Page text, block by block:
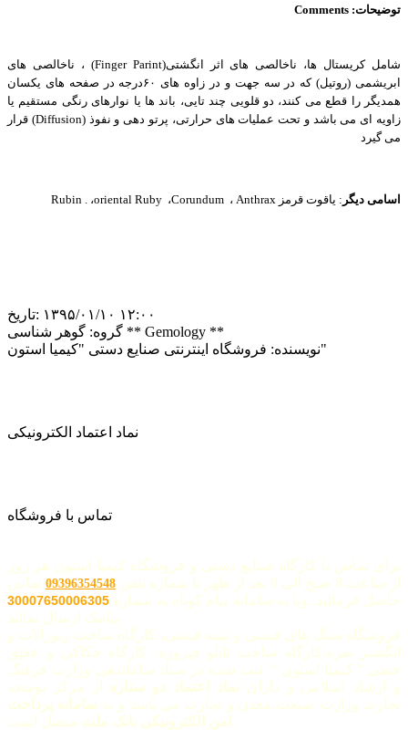
توضیحاتComments :
شامل کریستال ها، ناخالصی های اثر انگشتی(Finger Parint) ، ناخالصی های
ابریشمی (روتیل) که در سه جهت و در زاوه های
۶٠درجه در صفحه های یکسان
همدیگر را قطع می کنند، دو قلویی چند تایی، باند ها یا نوارهای رنگی مستقیم یا
زاویه ای می باشد و تحت عملیات های حرارتی، پرتو دهی و نفوذ (Diffusion) قرار
می گیرد
اسامی دیگر : یاقوت قرمز Anthrax ، Corundum، oriental Ruby، Rubin .
تاریخ: ‎۱۳۹۵/۰۱/۱۰ ۱۲:۰۰
گروه: گوهر شناسی ** Gemology **
نویسنده:فروشگاه اینترنتی صنایع دستی "کیمیا استون"
نماد اعتماد الکترونیکی
تماس با فروشگاه
برای تماس با کارگاه صنایع دستی و فروشگاه کیمیا استون هر روز
از ساعت 8 صبح الی 8 بعد از ظهر با شماره تلفن
09396354548 تماس
حاصل فرمائید. ویا به سامانه پیام کوتاه به شماره 30007650006305
فروشگاه سنگ های قیمتی و نیمه قیمتی، کارگاه ساخت زیورآلات و
انگشتر نقره،کارگاه ساخت تابلو فیروزه، کارگاه حکاکی و عقیق
خطی " کیمیا استون " ثبت شده در ستاد ساماندهی وزارت فرهنگ
و ارشاد اسلامی و دارای نماد اعتماد دو ستاره
از مرکز توسعه
تجارت وزارت صنعت،معدن و تجارت می باشد و به سامانه پرداخت
امن الکترونیکی بانک ملت